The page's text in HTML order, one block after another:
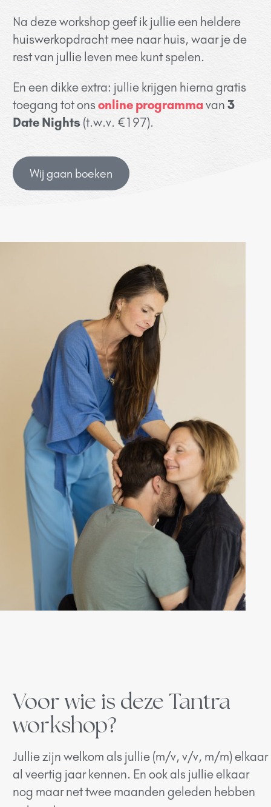
Na deze workshop geef ik jullie een heldere
huiswerkopdracht mee naar huis, waar je de
rest van jullie leven mee kunt spelen.
En een dikke extra: jullie krijgen hierna gratis
toegang tot ons online programmavan 3
Date Nights (t.w.v. €197).
Wij gaan boeken
Voor wie is deze Tantra
workshop?
Jullie zijn welkom als jullie (m/v, v/v, m/m) elkaar
al veertig jaar kennen. En ook als jullie elkaar
nog maar net twee maanden geleden hebben